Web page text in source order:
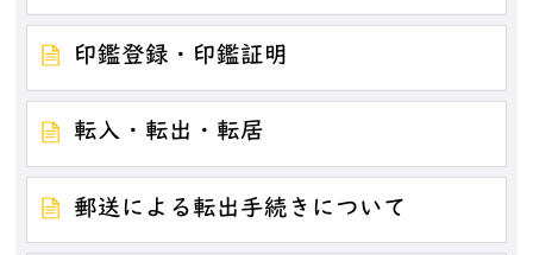
印鑑登録・印鑑証明
転入・転出・転居
郵送による転出手続きについて